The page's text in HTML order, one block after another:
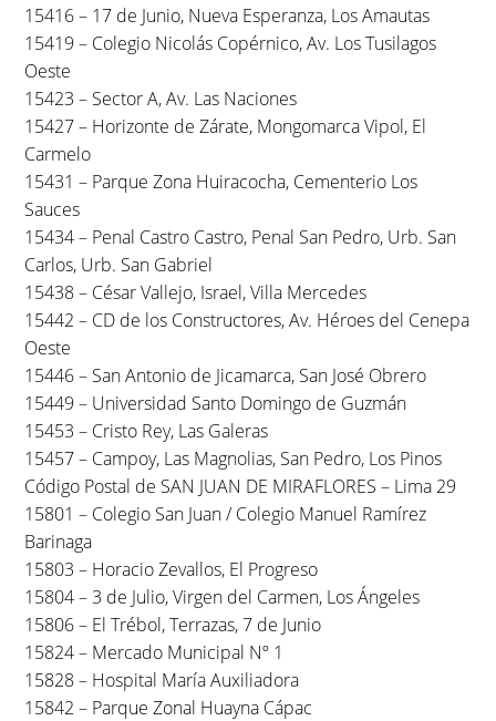
15416 – 17 de Junio, Nueva Esperanza, Los Amautas
15419 – Colegio Nicolás Copérnico, Av. Los Tusilagos
Oeste
15423 – Sector A, Av. Las Naciones
15427 – Horizonte de Zárate, Mongomarca Vipol, El
Carmelo
15431 – Parque Zona Huiracocha, Cementerio Los
Sauces
15434 – Penal Castro Castro, Penal San Pedro, Urb. San
Carlos, Urb. San Gabriel
15438 – César Vallejo, Israel, Villa Mercedes
15442 – CD de los Constructores, Av. Héroes del Cenepa
Oeste
15446 – San Antonio de Jicamarca, San José Obrero
15449 – Universidad Santo Domingo de Guzmán
15453 – Cristo Rey, Las Galeras
15457 – Campoy, Las Magnolias, San Pedro, Los Pinos
Código Postal de SAN JUAN DE MIRAFLORES – Lima 29
15801 – Colegio San Juan / Colegio Manuel Ramírez
Barinaga
15803 – Horacio Zevallos, El Progreso
15804 – 3 de Julio, Virgen del Carmen, Los Ángeles
15806 – El Trébol, Terrazas, 7 de Junio
15824 – Mercado Municipal Nº 1
15828 – Hospital María Auxiliadora
15842 – Parque Zonal Huayna Cápac